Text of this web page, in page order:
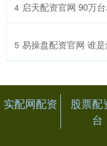
4 启天配资官网 90万
5 易操盘配资官网 谁
实配网配资
股票配
台